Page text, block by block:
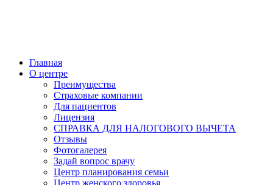
Главная
О центре
Преимущества
Страховые компании
Для пациентов
Лицензия
СПРАВКА ДЛЯ НАЛОГОВОГО ВЫЧЕТА
Отзывы
Фотогалерея
Задай вопрос врачу
Центр планирования семьи